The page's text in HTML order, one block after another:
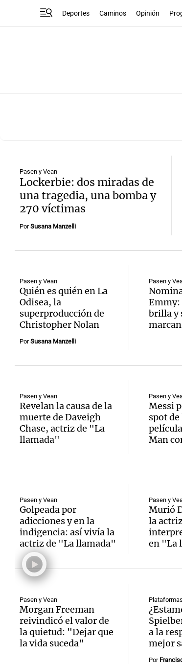
Deportes Caminos Opinión
Pasen y Vean
Lockerbie: dos miradas de
una tragedia, una bomba y
270 víctimas
PorSusana Manzelli
Pasen y Vean
Quién es quién en La
Odisea, la
superproducción de
Christopher Nolan
PorSusana Manzelli
Pasen y
brilla y
Pasen y Vean
Revelan la causa de la
muerte de Daveigh
Chase, actriz de "La
llamada"
Pasen y
Messi
spot
Man
Pasen y Vean
Golpeada por
adicciones y en la
indigencia: así vivía la
actriz de "La llamada"
Pasen y
Murió
la
en "La
Pasen y Vean
Morgan Freeman
reivindicó el valor de
la quietud: "Dejar que
la vida suceda"
Plataformas
a la
mejor
Por
Notas
Editorial